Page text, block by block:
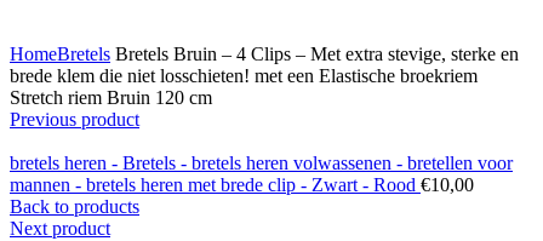
HomeBretels Bretels Bruin – 4 Clips – Met extra stevige, sterke en
brede klem die niet losschieten! met een Elastische broekriem
Stretch riem Bruin 120 cm
Previous product
bretels heren - Bretels - bretels heren volwassenen - bretellen voor
mannen - bretels heren met brede clip - Zwart - Rood €10,00
Back to products
Next product